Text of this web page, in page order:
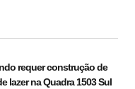
requer construção de
lazer na Quadra 1503 Sul